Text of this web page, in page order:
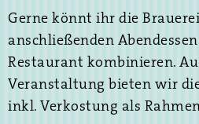
Gerne könnt ihr die
anschließenden
Restaurant kombinieren.
Veranstaltung bieten wir
inkl. Verkostung als